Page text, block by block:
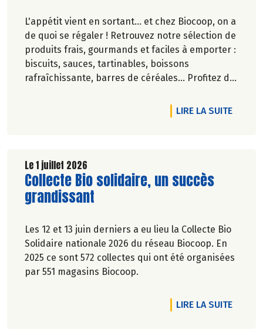
L'appétit vient en sortant... et chez Biocoop, on a
de quoi se régaler ! Retrouvez notre sélection de
produits frais, gourmands et faciles à emporter :
biscuits, sauces, tartinables, boissons
rafraîchissante, barres de céréales... Profitez de
LIRE LA SUITEDE
Le 1 juillet 2026
Lire la suite de l'article
Collecte Bio solidaire, un succès
grandissant
Les 12 et 13 juin derniers a eu lieu la Collecte Bio
Solidaire nationale 2026 du réseau Biocoop. En
2025 ce sont 572 collectes qui ont été organisées
par 551 magasins Biocoop.
LIRE LA SUITEDE